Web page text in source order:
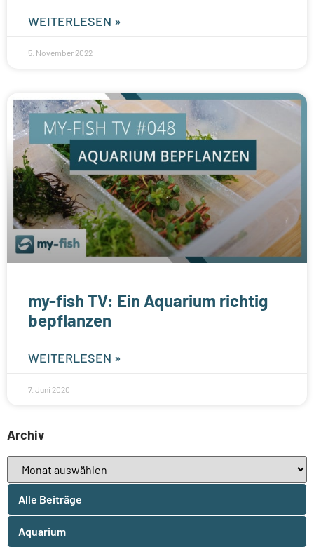
WEITERLESEN »
5. November 2022
my-fish TV: Ein Aquarium richtig
bepflanzen
WEITERLESEN »
7. Juni 2020
Archiv
Alle Beiträge
Aquarium